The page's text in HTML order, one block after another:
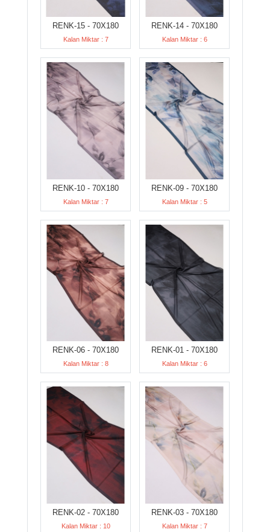
RENK-15 - 70X180
Kalan Miktar : 7
RENK-14 - 70X180
Kalan Miktar : 6
RENK-10 - 70X180
Kalan Miktar : 7
RENK-09 - 70X180
Kalan Miktar : 5
RENK-06 - 70X180
Kalan Miktar : 8
RENK-01 - 70X180
Kalan Miktar : 6
RENK-02 - 70X180
Kalan Miktar : 10
RENK-03 - 70X180
Kalan Miktar : 7